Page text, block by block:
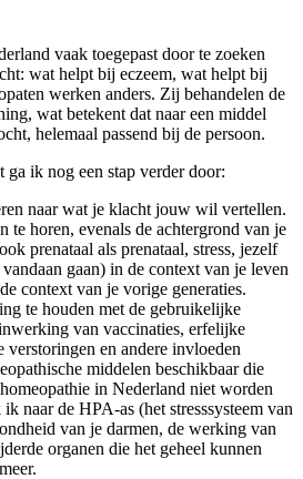
vaak toegepast door te zoeken
wat helpt bij eczeem, wat helpt bij
werken anders. Zij behandelen de
wat betekent dat naar een middel
helemaal passend bij de persoon.
ik nog een stap verder door:
naar wat je klacht jouw wil vertellen.
te horen, evenals de achtergrond van je
prenataal als prenataal, stress, jezelf
gaan) in de context van je leven
context van je vorige generaties.
te houden met de gebruikelijke
van vaccinaties, erfelijke
verstoringen en andere invloeden
middelen beschikbaar die
in Nederland niet worden
naar de HPA-as (het stresssysteem van
van je darmen, de werking van
organen die het geheel kunnen